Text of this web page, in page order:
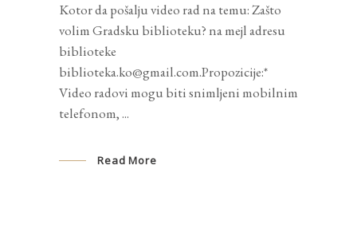
Kotor da pošalju video rad na temu: Zašto
volim Gradsku biblioteku? na mejl adresu
biblioteke
biblioteka.ko@gmail.com.Propozicije:*
Video radovi mogu biti snimljeni mobilnim
telefonom,
Read More